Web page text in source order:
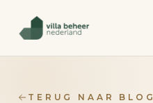
TERUG NAAR BLOG